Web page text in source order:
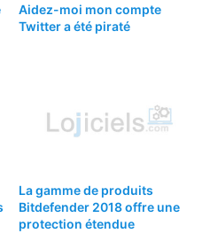
Aidez-moi mon compte
Twitter a été piraté
La gamme de produits
Bitdefender 2018 offre une
protection étendue